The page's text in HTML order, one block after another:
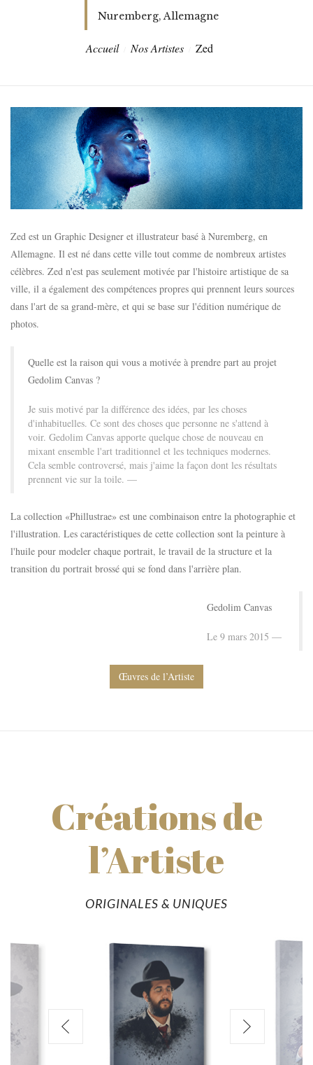
Nuremberg, Allemagne
Accueil Nos Artistes Zed
Zed est un Graphic Designer et illustrateur basé à Nuremberg, en
Allemagne. Il est né dans cette ville tout comme de nombreux artistes
célèbres. Zed n'est pas seulement motivée par l'histoire artistique de sa
ville, il a également des compétences propres qui prennent leurs sources
dans l'art de sa grand-mère, et qui se base sur l'édition numérique de
photos.
Quelle est la raison qui vous a motivée à prendre part au projet
Gedolim Canvas ?
Je suis motivé par la différence des idées, par les choses
d'inhabituelles. Ce sont des choses que personne ne s'attend à
voir. Gedolim Canvas apporte quelque chose de nouveau en
mixant ensemble l'art traditionnel et les techniques modernes.
Cela semble controversé, mais j'aime la façon dont les résultats
prennent vie sur la toile.
La collection «Phillustrae» est une combinaison entre la photographie et
l'illustration. Les caractéristiques de cette collection sont la peinture à
l'huile pour modeler chaque portrait, le travail de la structure et la
transition du portrait brossé qui se fond dans l'arrière plan.
Gedolim Canvas
Le 9 mars 2015
Œuvres de l’Artiste
Créations de
l’Artiste
ORIGINALES & UNIQUES